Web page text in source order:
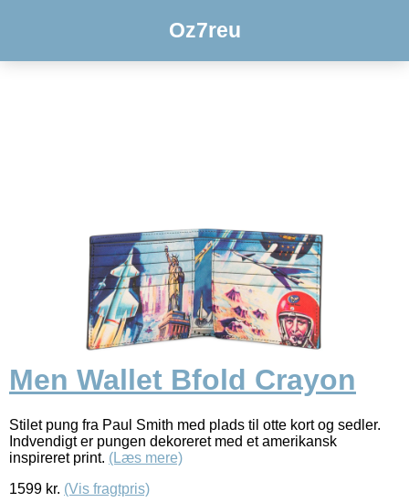
Oz7reu
Men Wallet Bfold Crayon
Stilet pung fra Paul Smith med plads til otte kort og sedler.
Indvendigt er pungen dekoreret med et amerikansk
inspireret print. (Læs mere)
1599 kr. (Vis fragtpris)